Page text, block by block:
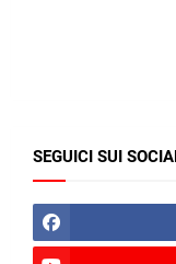
SEGUICI SUI